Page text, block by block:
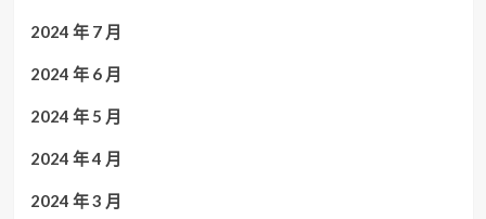
2024 年 7 月
2024 年 6 月
2024 年 5 月
2024 年 4 月
2024 年 3 月